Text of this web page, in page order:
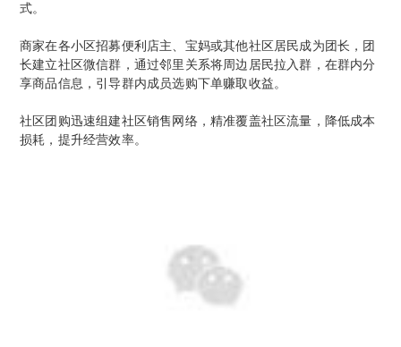
式。
商家在各小区招募便利店主、宝妈或其他社区居民成为团长，团
长建立社区微信群，通过邻里关系将周边居民拉入群，在群内分
享商品信息，引导群内成员选购下单赚取收益。
社区团购迅速组建社区销售网络，精准覆盖社区流量，降低成本
损耗，提升经营效率。